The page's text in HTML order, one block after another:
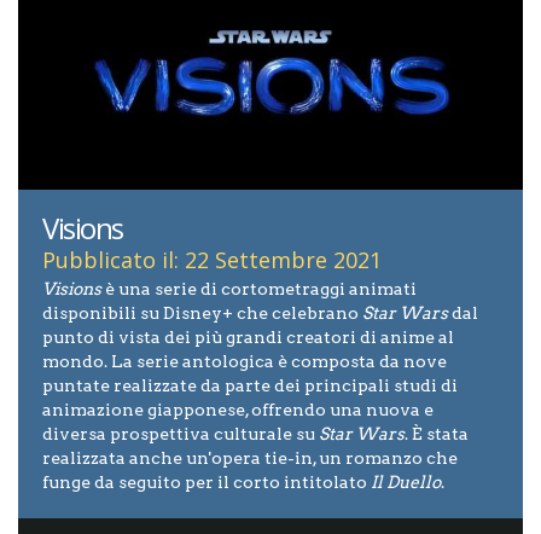
Visions
Pubblicato il: 22 Settembre 2021
Visionsè una serie di cortometraggi animati
disponibili su Disney+ che celebrano Star Warsdal
punto di vista dei più grandi creatori di anime al
mondo. La serie antologica è composta da nove
puntate realizzate da parte dei principali studi di
animazione giapponese, offrendo una nuova e
diversa prospettiva culturale su Star Wars. È stata
realizzata anche un'opera tie-in, un romanzo che
funge da seguito per il corto intitolato Il Duello.